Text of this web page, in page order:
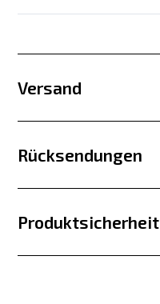
Versand
Rücksendungen
Produktsicherheit